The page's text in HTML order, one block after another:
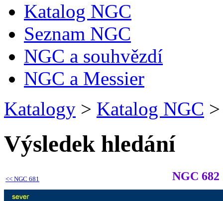
Katalog NGC
Seznam NGC
NGC a souhvězdí
NGC a Messier
Katalogy > Katalog NGC >
Výsledek hledání
<< NGC 681 NGC 682